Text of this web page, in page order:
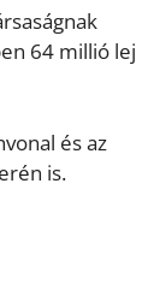
64 millió lej
és az
is.